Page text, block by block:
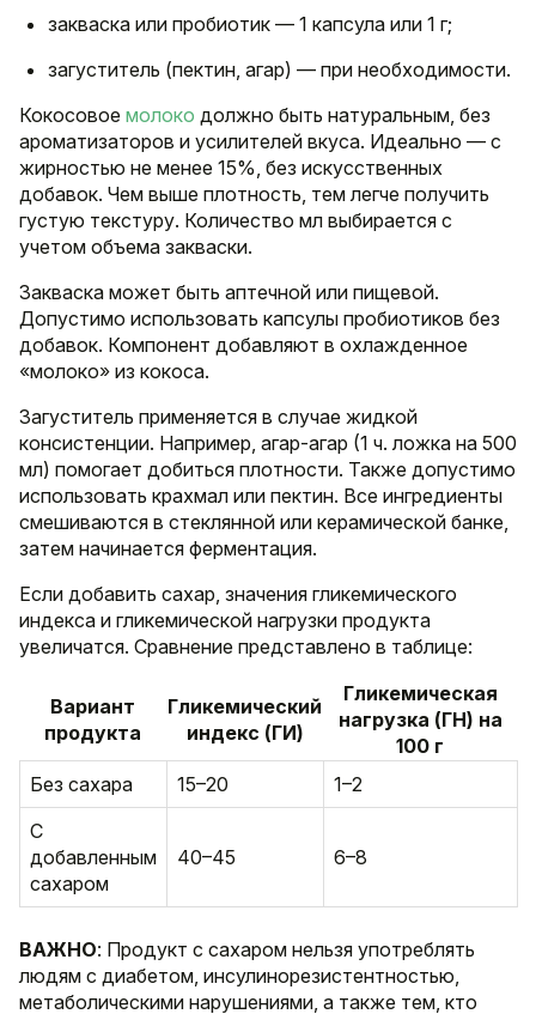
закваска или пробиотик — 1 капсула или 1 г;
загуститель (пектин, агар) — при необходимости.
Кокосовое молоко должно быть натуральным, без
ароматизаторов и усилителей вкуса. Идеально — с
жирностью не менее 15%, без искусственных
добавок. Чем выше плотность, тем легче получить
густую текстуру. Количество мл выбирается с
учетом объема закваски.
Закваска может быть аптечной или пищевой.
Допустимо использовать капсулы пробиотиков без
добавок. Компонент добавляют в охлажденное
«молоко» из кокоса.
Загуститель применяется в случае жидкой
консистенции. Например, агар-агар (1 ч. ложка на 500
мл) помогает добиться плотности. Также допустимо
использовать крахмал или пектин. Все ингредиенты
смешиваются в стеклянной или керамической банке,
затем начинается ферментация.
Если добавить сахар, значения гликемического
индекса и гликемической нагрузки продукта
увеличатся. Сравнение представлено в таблице:
Вариант
продукта
Гликемический
индекс (ГИ)
Гликемическая
нагрузка (ГН) на
100 г
Без сахара
15–20
1–2
С
добавленным
сахаром
40–45 6–8
ВАЖНО: Продукт с сахаром нельзя употреблять
людям с диабетом, инсулинорезистентностью,
метаболическими нарушениями, а также тем, кто